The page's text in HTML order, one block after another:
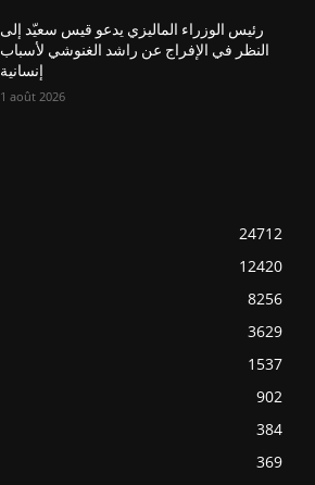
رئيس الوزراء الماليزي يدعو قيس سعيّد إلى
النظر في الإفراج عن راشد الغنوشي لأسباب
إنسانية
1 août 2026
24712
12420
8256
3629
1537
902
384
369